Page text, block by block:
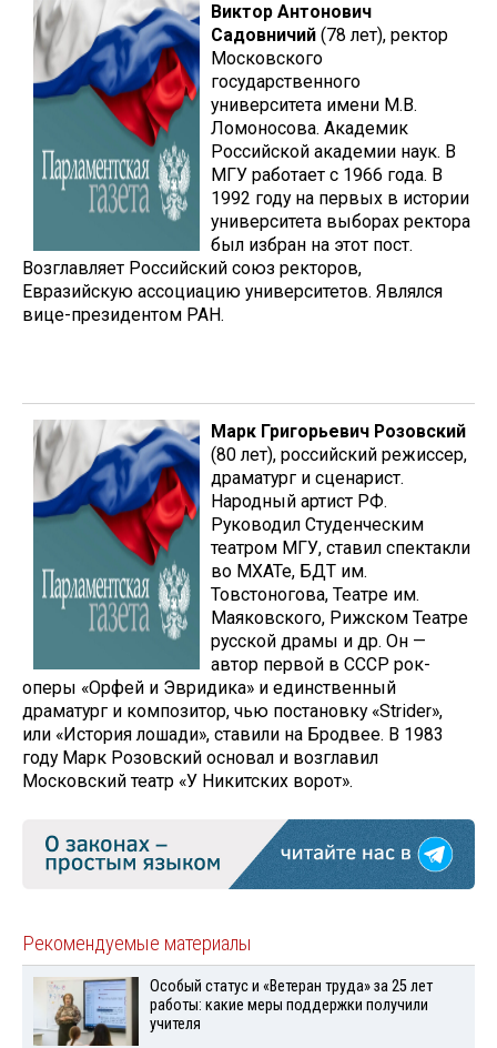
Виктор Антонович
Садовничий (78 лет), ректор
Московского
государственного
университета имени М.В.
Ломоносова. Академик
Российской академии наук. В
МГУ работает с 1966 года. В
1992 году на первых в истории
университета выборах ректора
был избран на этот пост.
Возглавляет Российский союз ректоров,
Евразийскую ассоциацию университетов. Являлся
вице-президентом РАН.
Марк Григорьевич Розовский
(80 лет), российский режиссер,
драматург и сценарист.
Народный артист РФ.
Руководил Студенческим
театром МГУ, ставил спектакли
во МХАТе, БДТ им.
Товстоногова, Театре им.
Маяковского, Рижском Театре
русской драмы и др. Он —
автор первой в СССР рок-
оперы «Орфей и Эвридика» и единственный
драматург и композитор, чью постановку «Strider»,
или «История лошади», ставили на Бродвее. В 1983
году Марк Розовский основал и возглавил
Московский театр «У Никитских ворот».
Рекомендуемые материалы
Особый статус и «Ветеран труда» за 25 лет
работы: какие меры поддержки получили
учителя